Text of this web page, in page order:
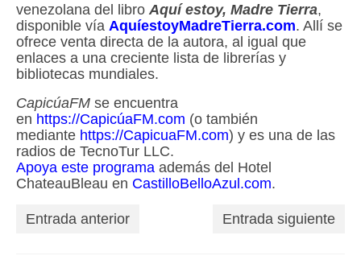
venezolana del libro Aquí estoy, Madre Tierra,
disponible vía AquíestoyMadreTierra.com. Allí se
ofrece venta directa de la autora, al igual que
enlaces a una creciente lista de librerías y
bibliotecas mundiales.
CapicúaFM se encuentra
en https://CapicúaFM.com (o también
mediante https://CapicuaFM.com) y es una de las
radios de TecnoTur LLC.
Apoya este programa además del Hotel
ChateauBleau en CastilloBelloAzul.com.
Entrada anterior Entrada siguiente